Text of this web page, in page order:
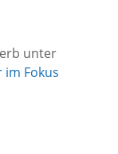
unter
Fokus